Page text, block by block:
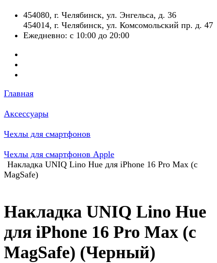
​454080, г. Челябинск, ул. Энгельса, д. 36
454014, г. Челябинск, ул. Комсомольский пр. д. 47
Ежедневно: с 10:00 до 20:00
Главная
Аксессуары
Чехлы для смартфонов
Чехлы для смартфонов Apple
Накладка UNIQ Lino Hue для iPhone 16 Pro Max (с
MagSafe)
Накладка UNIQ Lino Hue
для iPhone 16 Pro Max (с
MagSafe) (Черный)